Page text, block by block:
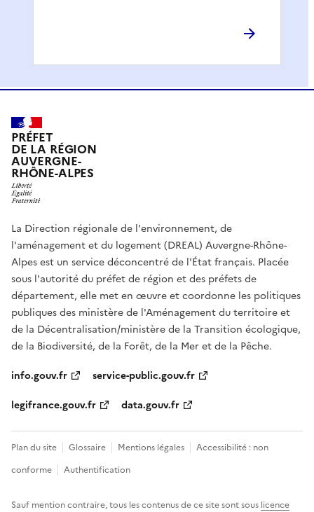
PRÉFET
DE LA RÉGION
AUVERGNE-
RHÔNE-ALPES
La Direction régionale de l'environnement, de
l'aménagement et du logement (DREAL) Auvergne-Rhône-
Alpes est un service déconcentré de l'État français. Placée
sous l'autorité du préfet de région et des préfets de
département, elle met en œuvre et coordonne les politiques
publiques des ministère de l'Aménagement du territoire et
de la Décentralisation/ministère de la Transition écologique,
de la Biodiversité, de la Forêt, de la Mer et de la Pêche.
info.gouv.fr
service-public.gouv.fr
legifrance.gouv.fr
data.gouv.fr
Plan du site Glossaire Mentions légales
Accessibilité : non
conforme
Authentification
Sauf mention contraire, tous les contenus de ce site sont sous licence